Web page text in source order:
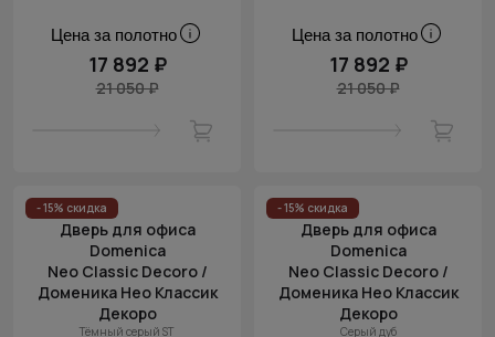
Цена за полотно
17 892 ₽
21 050 ₽
Цена за полотно
17 892 ₽
21 050 ₽
- 15% скидка
Дверь для офиса
Domenica
Neo Classic Decoro /
Доменика Нео Классик
Декоро
Тёмный серый ST
- 15% скидка
Дверь для офиса
Domenica
Neo Classic Decoro /
Доменика Нео Классик
Декоро
Серый дуб